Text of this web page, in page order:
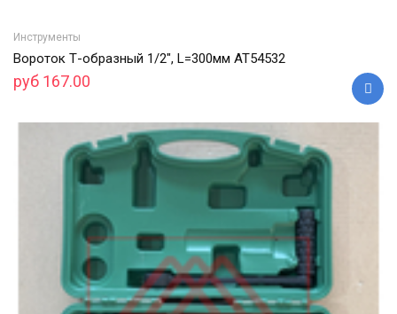
Инструменты
Вороток Т-образный 1/2", L=300мм АТ54532
руб 167.00